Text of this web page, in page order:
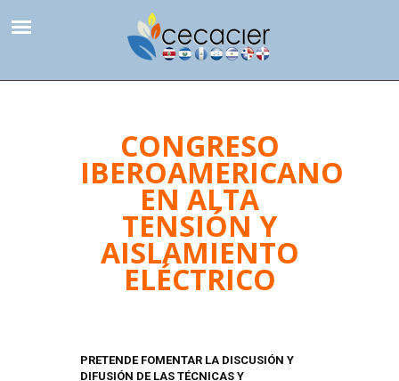
San José, Costa Rica
info@cecacier.org
CONGRESO
IBEROAMERICANO
EN ALTA
TENSIÓN Y
AISLAMIENTO
ELÉCTRICO
PRETENDE FOMENTAR LA DISCUSIÓN Y
DIFUSIÓN DE LAS TÉCNICAS Y